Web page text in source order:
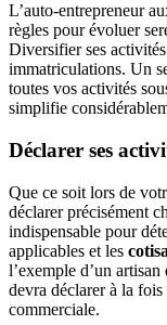
L’auto-entrepreneur
règles pour évoluer
Diversifier ses
immatriculations. Un
toutes vos activités
simplifie
Déclarer ses
Que ce soit lors de
déclarer précisément
indispensable pour
applicables et les
l’exemple d’un
devra déclarer à la
commerciale.